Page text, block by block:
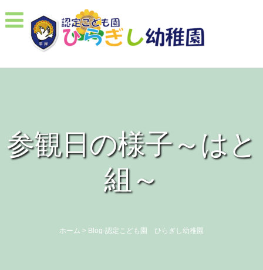
参観日の様子～はと
組～
ホーム > Blog-認定こども園 ひらぎし幼稚園